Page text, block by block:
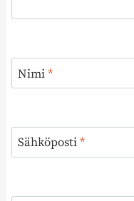
Nimi*
Sähköposti*